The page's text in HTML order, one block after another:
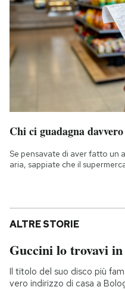
Chi ci guadagna
Se pensavate di aver fatto un
aria, sappiate che il
ALTRE STORIE
Guccini lo trovavi
Il titolo del suo disco più
vero indirizzo di casa a